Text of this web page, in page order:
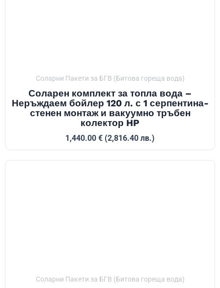
Соларни Пакети за БГВ (Битова гореща вода)
Соларен комплект за топла вода –
Неръждаем бойлер 120 л. с 1 серпентина-
стенен монтаж и вакуумно тръбен
колектор HP
1,440.00 € (2,816.40 лв.)
Соларни Пакети за БГВ (Битова гореща вода)